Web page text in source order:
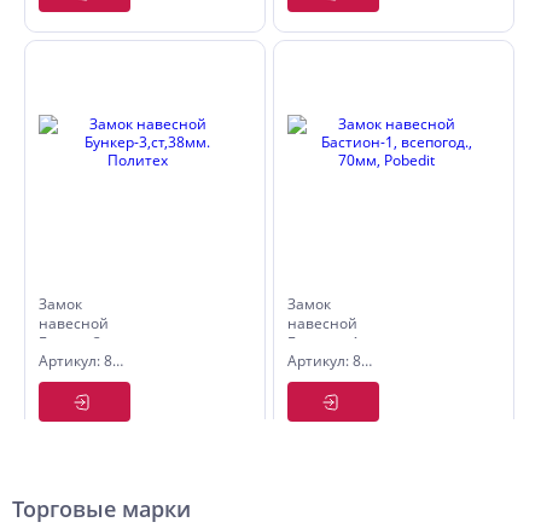
Замок
навесной
Бункер-3,ст,38мм.
Политех
Артикул: 8117038
Замок
навесной
Бастион-1,
всепогод.,
70мм,
Pobedit
Артикул: 8111070
Торговые марки